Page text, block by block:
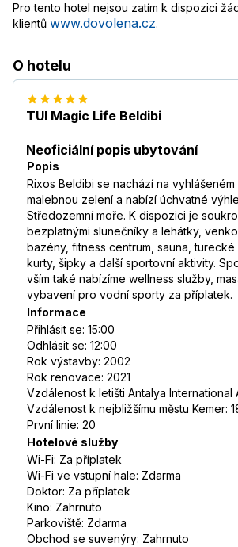
Pro tento hotel nejsou zatím k dispozici
klientů www.dovolena.cz.
O hotelu
TUI Magic Life Beldibi
Neoficiální popis ubytování
Popis
Rixos Beldibi se nachází na vyhlášeném
malebnou zelení a nabízí úchvatné
Středozemní moře. K dispozici je
bezplatnými slunečníky a lehátky,
bazény, fitness centrum, sauna,
kurty, šipky a další sportovní aktivity.
vším také nabízíme wellness služby,
vybavení pro vodní sporty za příplatek.
Informace
Přihlásit se: 15:00
Odhlásit se: 12:00
Rok výstavby: 2002
Rok renovace: 2021
Vzdálenost k letišti Antalya International
Vzdálenost k nejbližšímu městu Kemer:
První linie: 20
Hotelové služby
Wi-Fi: Za příplatek
Wi-Fi ve vstupní hale: Zdarma
Doktor: Za příplatek
Kino: Zahrnuto
Parkoviště: Zdarma
Obchod se suvenýry: Zahrnuto